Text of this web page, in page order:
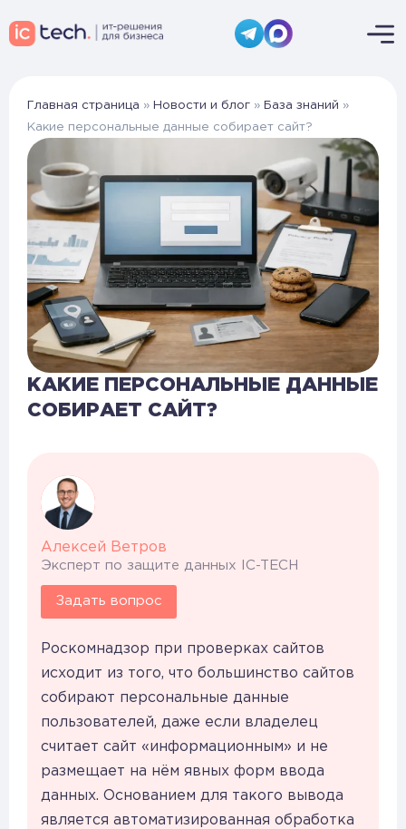
Главная страница » Новости и блог » База знаний »
Какие персональные данные собирает сайт?
КАКИЕ ПЕРСОНАЛЬНЫЕ ДАННЫЕ
СОБИРАЕТ САЙТ?
Алексей Ветров
Эксперт по защите данных IC-TECH
Задать вопрос
Роскомнадзор при проверках сайтов
исходит из того, что большинство сайтов
собирают персональные данные
пользователей, даже если владелец
считает сайт «информационным» и не
размещает на нём явных форм ввода
данных. Основанием для такого вывода
является автоматизированная обработка